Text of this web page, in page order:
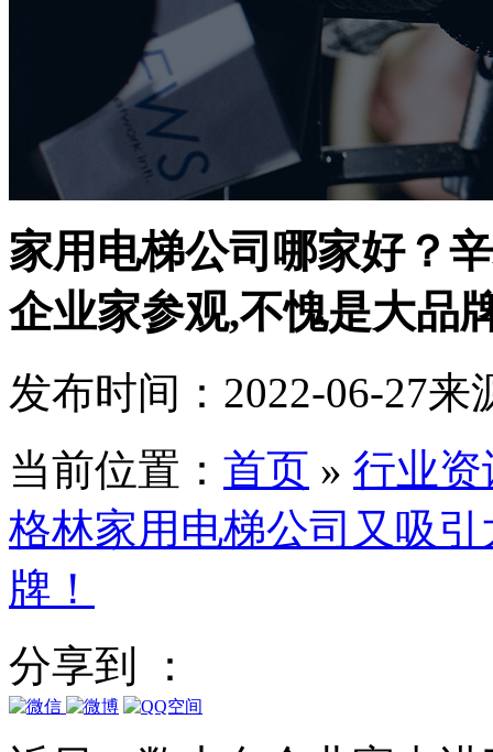
家用电梯公司哪家好？
企业家参观,不愧是大品
发布时间：2022-06-27来
当前位置： 首页 » 行业资
格林家用电梯公司又吸
牌！
分享到 ：